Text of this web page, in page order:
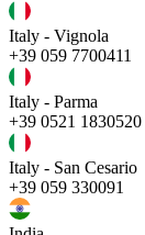
Italy - Vignola
+39 059 7700411
Italy - Parma
+39 0521 1830520
Italy - San Cesario
+39 059 330091